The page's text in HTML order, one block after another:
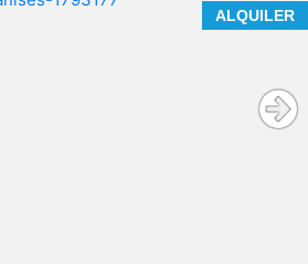
ALQUILER